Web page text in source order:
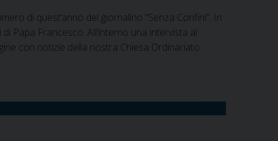
di quest’anno del giornalino “Senza Confini”. In
Papa Francesco. All’interno una intervista al
con notizie della nostra Chiesa Ordinariato.